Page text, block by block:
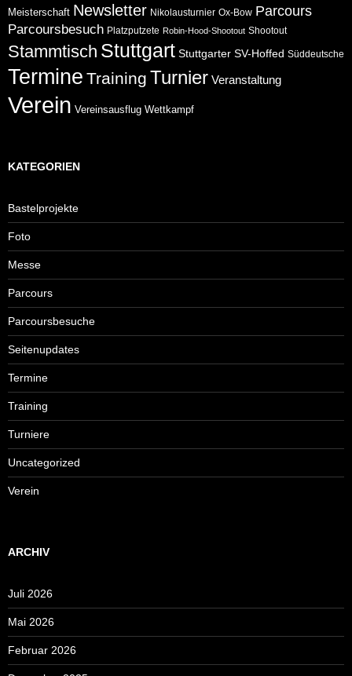
Meisterschaft Newsletter Nikolausturnier Ox-Bow Parcours
Parcoursbesuch Platzputzete Robin-Hood-Shootout Shootout
Stammtisch Stuttgart Stuttgarter SV-Hoffed Süddeutsche
Termine Training Turnier Veranstaltung
Verein Vereinsausflug Wettkampf
KATEGORIEN
Bastelprojekte
Foto
Messe
Parcours
Parcoursbesuche
Seitenupdates
Termine
Training
Turniere
Uncategorized
Verein
ARCHIV
Juli 2026
Mai 2026
Februar 2026